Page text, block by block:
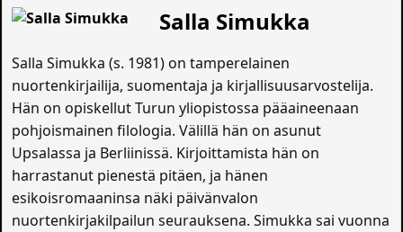
Salla Simukka
Salla Simukka (s. 1981) on tamperelainen
nuortenkirjailija, suomentaja ja kirjallisuusarvostelija.
Hän on opiskellut Turun yliopistossa pääaineenaan
pohjoismainen filologia. Välillä hän on asunut
Upsalassa ja Berliinissä. Kirjoittamista hän on
harrastanut pienestä pitäen, ja hänen
esikoisromaaninsa näki päivänvalon
nuortenkirjakilpailun seurauksena. Simukka sai vuonna